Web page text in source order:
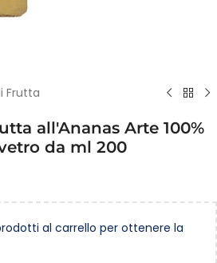
Frutta
all'Ananas Arte 100%
da ml 200
al carrello per ottenere la